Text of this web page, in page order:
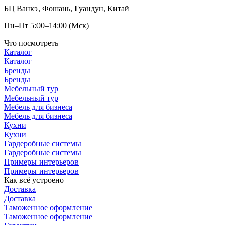
БЦ Ванкэ, Фошань, Гуандун, Китай
Пн–Пт 5:00–14:00 (Мск)
Что посмотреть
Каталог
Каталог
Бренды
Бренды
Мебельный тур
Мебельный тур
Мебель для бизнеса
Мебель для бизнеса
Кухни
Кухни
Гардеробные системы
Гардеробные системы
Примеры интерьеров
Примеры интерьеров
Как всё устроено
Доставка
Доставка
Таможенное оформление
Таможенное оформление